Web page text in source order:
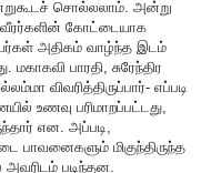
சொல்லலாம். அன்று
கோட்டையாக
அதிகம் வாழ்ந்த இடம்
பாரதி, சுரேந்திர
விவரித்திருப்பார்- எப்படி
உணவு பரிமாறப்பட்டது,
என. அப்படி,
பாவனைகளும் மிகுந்திருந்த
படிந்தன.